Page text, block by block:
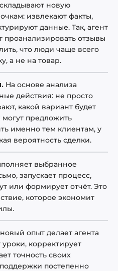
новую
извлекают факты,
данные. Так, агент
отзывы
что люди чаще всего
а не на товар.
На основе анализа
действия: не просто
какой вариант будет
предложить
именно тем клиентам, у
вероятность сделки.
выбранное
запускает процесс,
или формирует отчёт. Это
которое экономит
опыт делает агента
корректирует
точность своих
постепенно